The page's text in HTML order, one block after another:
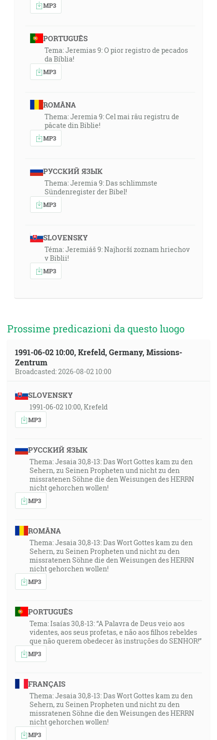
MP3
PORTUGUÊS
Tema: Jeremias 9: O pior registro de pecados
da Bíblia!
MP3
ROMÂNA
Thema: Jeremia 9: Cel mai rău registru de
păcate din Biblie!
MP3
РУССКИЙ ЯЗЫК
Thema: Jeremia 9: Das schlimmste
Sündenregister der Bibel!
MP3
SLOVENSKY
Téma: Jeremiáš 9: Najhorší zoznam hriechov
v Biblii!
MP3
Prossime predicazioni da questo luogo
1991-06-02 10:00, Krefeld, Germany, Missions-
Zentrum
Broadcasted: 2026-08-02 10:00
SLOVENSKY
1991-06-02 10:00, Krefeld
MP3
РУССКИЙ ЯЗЫК
Thema: Jesaia 30,8-13: Das Wort Gottes kam zu den
Sehern, zu Seinen Propheten und nicht zu den
missratenen Söhne die den Weisungen des HERRN
nicht gehorchen wollen!
MP3
ROMÂNA
Thema: Jesaia 30,8-13: Das Wort Gottes kam zu den
Sehern, zu Seinen Propheten und nicht zu den
missratenen Söhne die den Weisungen des HERRN
nicht gehorchen wollen!
MP3
PORTUGUÊS
Tema: Isaías 30,8-13: “A Palavra de Deus veio aos
videntes, aos seus profetas, e não aos filhos rebeldes
que não querem obedecer às instruções do SENHOR!”
MP3
FRANÇAIS
Thema: Jesaia 30,8-13: Das Wort Gottes kam zu den
Sehern, zu Seinen Propheten und nicht zu den
missratenen Söhne die den Weisungen des HERRN
nicht gehorchen wollen!
MP3